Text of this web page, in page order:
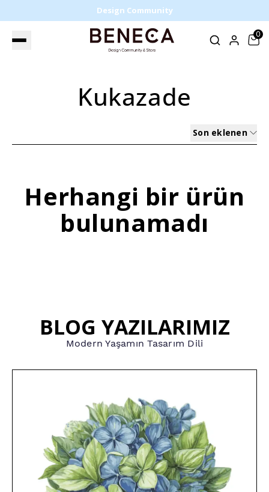
Design Community
0
Kukazade
Son eklenen
Herhangi bir ürün
bulunamadı
BLOG YAZILARIMIZ
Modern Yaşamın Tasarım Dili